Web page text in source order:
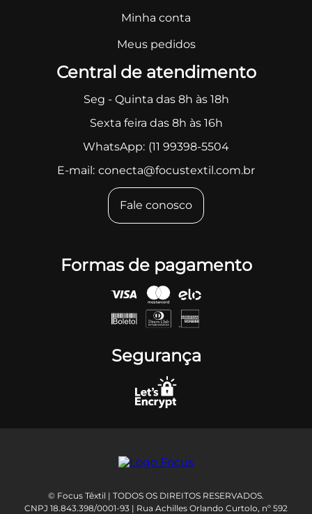
Minha conta
Meus pedidos
Central de atendimento
Seg - Quinta das 8h às 18h
Sexta feira das 8h às 16h
WhatsApp: (11 99398-5504
E-mail: conecta@focustextil.com.br
Fale conosco
Formas de pagamento
Segurança
© Focus Têxtil | TODOS OS DIREITOS RESERVADOS.
CNPJ 18.843.398/0001-93 | Rua Achilles Orlando Curtolo, nº 592